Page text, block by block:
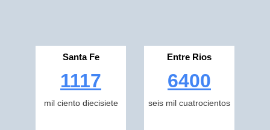
Santa Fe
1117
mil ciento diecisiete
Entre Rios
6400
seis mil cuatrocientos